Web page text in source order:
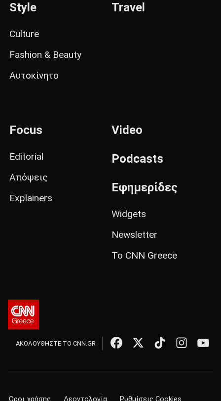
Style
Culture
Fashion & Beauty
Αυτοκίνητο
Travel
Focus
Editorial
Απόψεις
Explainers
Video
Podcasts
Εφημερίδες
Widgets
Newsletter
Το CNN Greece
ΑΚΟΛΟΥΘΗΣΤΕ ΤΟ CNN.GR
Όροι χρήσης Δεοντολογία Ρυθμίσεις Cookies